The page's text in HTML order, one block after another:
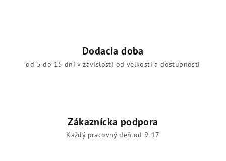
Dodacia doba
od 5 do 15 dní v závislosti od veľkosti a dostupnosti
Zákaznícka podpora
Každý pracovný deň od 9-17